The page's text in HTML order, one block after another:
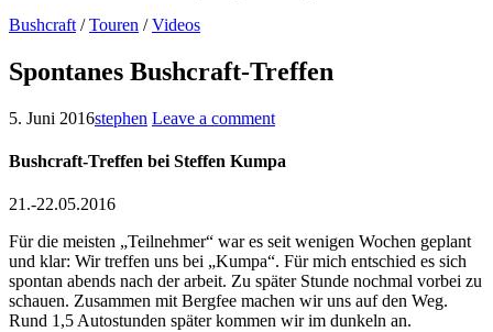
Bushcraft /Touren /Videos
Spontanes Bushcraft-Treffen
5. Juni 2016stephen Leave a comment
Bushcraft-Treffen bei Steffen Kumpa
21.-22.05.2016
Für die meisten „Teilnehmer“ war es seit wenigen Wochen geplant
und klar: Wir treffen uns bei „Kumpa“. Für mich entschied es sich
spontan abends nach der arbeit. Zu später Stunde nochmal vorbei zu
schauen. Zusammen mit Bergfee machen wir uns auf den Weg.
Rund 1,5 Autostunden später kommen wir im dunkeln an.